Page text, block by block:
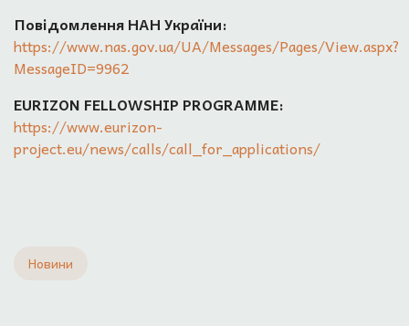
Повідомлення НАН України:
https://www.nas.gov.ua/UA/Messages/Pages/View.aspx?
MessageID=9962
EURIZON FELLOWSHIP PROGRAMME:
https://www.eurizon-
project.eu/news/calls/call_for_applications/
Новини